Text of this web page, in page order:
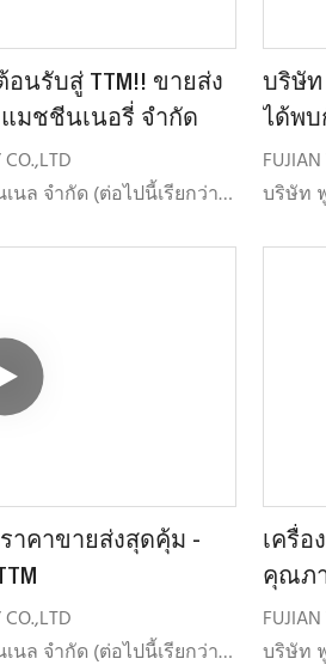
ถือได้
6) ระ
อัตโนมั
7) กา
การติด
เรา
นรับสู่ TTM!! ขายส่ง
มชชีนเนอรี่ จำกัด
นล จำกัด (ต่อไปนี้เรียกว่า
กล่าวได้แก่ โรงงานผสม
ฟัลต์แบบร้อน โรงงาน
งานผสมปูนแห้ง และ
บริษัท
ได้พ
ไท่ตูโ
บริษัท
การ
แอส
แอส
าคาขายส่งสุดคุ้ม -
นล จำกัด (ต่อไปนี้เรียกว่า
เครื่อ
คุณภ
โรงง
บริษัท